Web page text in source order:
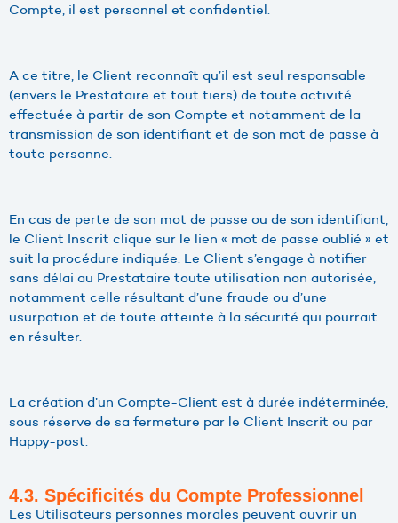
Compte, il est personnel et confidentiel.
A ce titre, le Client reconnaît qu’il est seul responsable
(envers le Prestataire et tout tiers) de toute activité
effectuée à partir de son Compte et notamment de la
transmission de son identifiant et de son mot de passe à
toute personne.
En cas de perte de son mot de passe ou de son identifiant,
le Client Inscrit clique sur le lien « mot de passe oublié » et
suit la procédure indiquée. Le Client s’engage à notifier
sans délai au Prestataire toute utilisation non autorisée,
notamment celle résultant d’une fraude ou d’une
usurpation et de toute atteinte à la sécurité qui pourrait
en résulter.
La création d’un Compte-Client est à durée indéterminée,
sous réserve de sa fermeture par le Client Inscrit ou par
Happy-post.
4.3. Spécificités du Compte Professionnel
Les Utilisateurs personnes morales peuvent ouvrir un